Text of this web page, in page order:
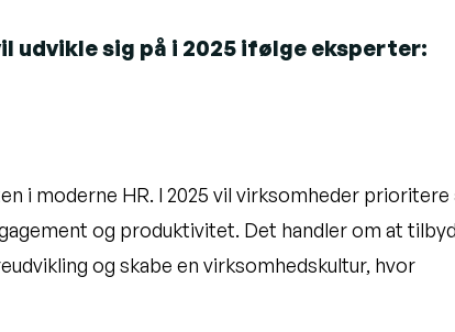
udvikle sig på i 2025 ifølge eksperter:
i moderne HR. I 2025 vil virksomheder prioritere
og produktivitet. Det handler om at
og skabe en virksomhedskultur, hvor